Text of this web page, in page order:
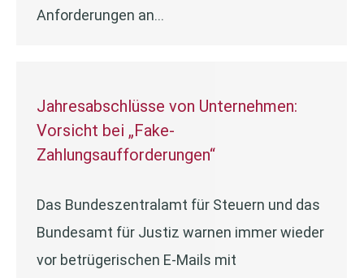
Anforderungen an…
Jahresabschlüsse von Unternehmen:
Vorsicht bei „Fake-
Zahlungsaufforderungen“
Das Bundeszentralamt für Steuern und das
Bundesamt für Justiz warnen immer wieder
vor betrügerischen E-Mails mit